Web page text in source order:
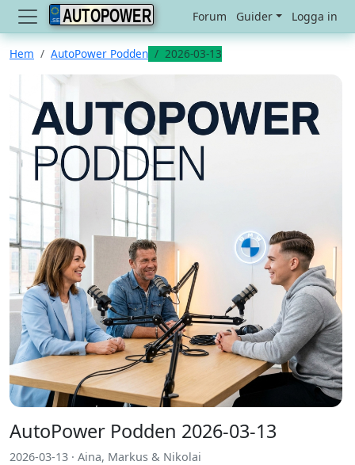
AUTOPOWER Forum Guider Logga in
Hem AutoPower Podden 2026-03-13
AutoPower Podden 2026-03-13
2026-03-13 · Aina, Markus & Nikolai